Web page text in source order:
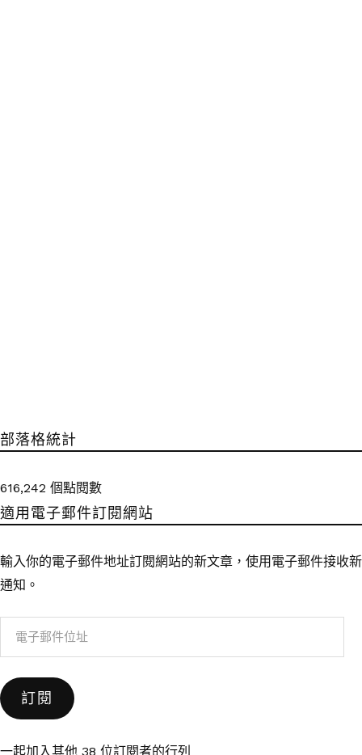
部落格統計
616,242 個點閱數
適用電子郵件訂閱網站
輸入你的電子郵件地址訂閱網站的新文章，使用電子郵件接收新
通知。
件
位
訂閱
一起加入其他 38 位訂閱者的行列